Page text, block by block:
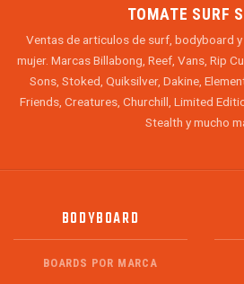
TOMATE SURF
Ventas de articulos de surf, bodyboard
mujer. Marcas Billabong, Reef, Vans, Rip
Sons, Stoked, Quiksilver, Dakine,
Friends, Creatures, Churchill, Limited
Stealth y mucho
BODYBOARD
BOARDS POR MARCA